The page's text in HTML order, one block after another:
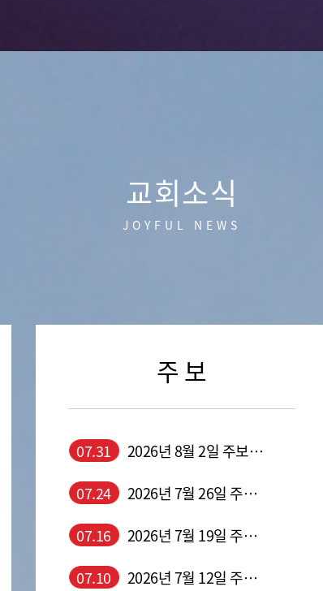
교회소식
JOYFUL NEWS
주 보
07.31
2026년 8월 2일 주보입니다
07.24
2026년 7월 26일 주보입니다
07.16
2026년 7월 19일 주보입니다
07.10
2026년 7월 12일 주보입니다